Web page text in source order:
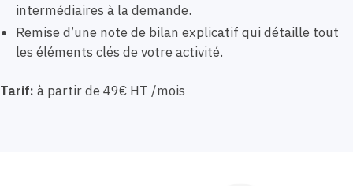
intermédiaires à la demande.
Remise d’une note de bilan explicatif qui détaille tout
les éléments clés de votre activité.
Tarif: à partir de 49€ HT /mois